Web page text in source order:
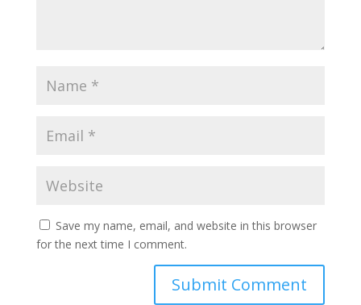
Save my name, email, and website in this browser
for the next time I comment.